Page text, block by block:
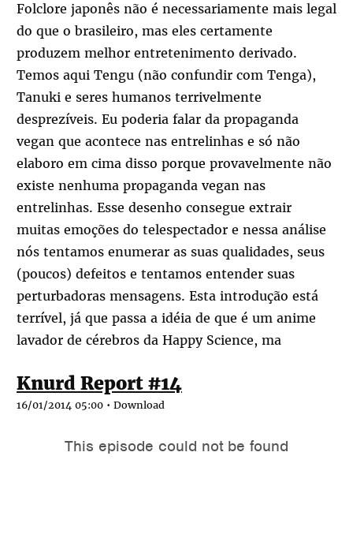
Folclore japonês não é necessariamente mais legal
do que o brasileiro, mas eles certamente
produzem melhor entretenimento derivado.
Temos aqui Tengu (não confundir com Tenga),
Tanuki e seres humanos terrivelmente
desprezíveis. Eu poderia falar da propaganda
vegan que acontece nas entrelinhas e só não
elaboro em cima disso porque provavelmente não
existe nenhuma propaganda vegan nas
entrelinhas. Esse desenho consegue extrair
muitas emoções do telespectador e nessa análise
nós tentamos enumerar as suas qualidades, seus
(poucos) defeitos e tentamos entender suas
perturbadoras mensagens. Esta introdução está
terrível, já que passa a idéia de que é um anime
lavador de cérebros da Happy Science, ma
Knurd Report #14
16/01/2014 05:00 • Download